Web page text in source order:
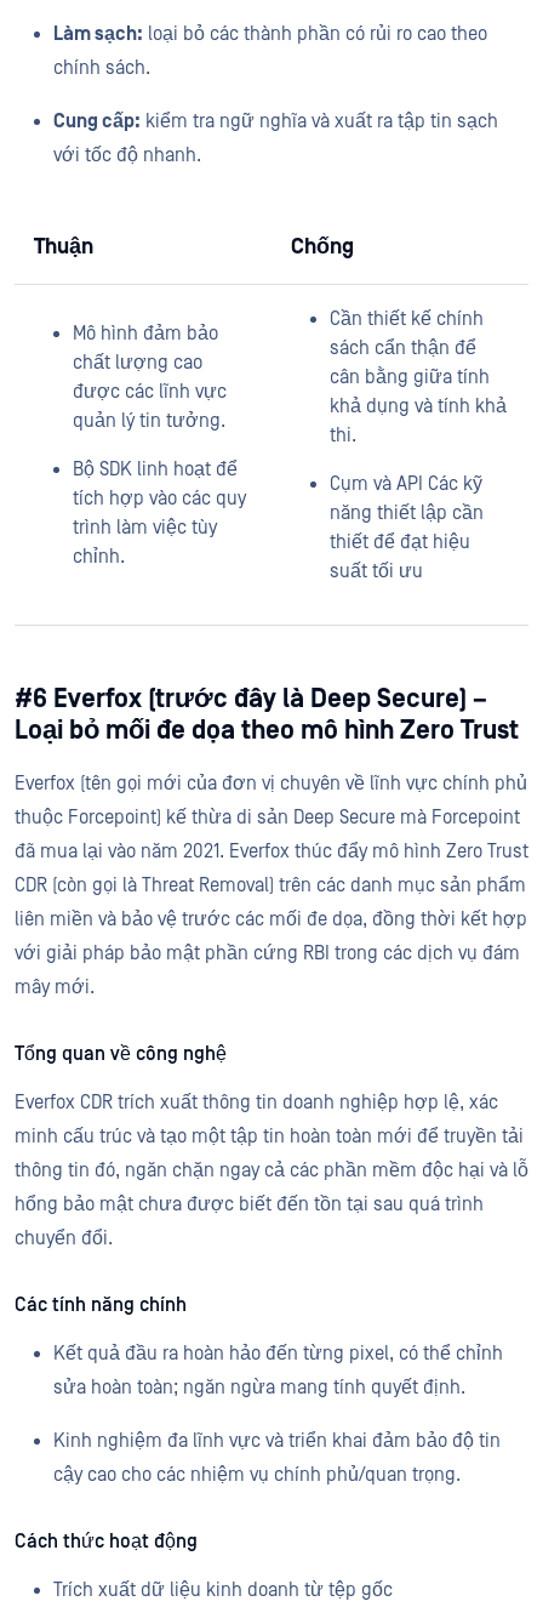
Làm sạch: loại bỏ các thành phần có rủi ro cao theo
chính sách.
Cung cấp: kiểm tra ngữ nghĩa và xuất ra tập tin sạch
với tốc độ nhanh.
Thuận Chống
Mô hình đảm bảo
chất lượng cao
được các lĩnh vực
quản lý tin tưởng.
Bộ SDK linh hoạt để
tích hợp vào các quy
trình làm việc tùy
chỉnh.
Cần thiết kế chính
sách cẩn thận để
cân bằng giữa tính
khả dụng và tính khả
thi.
Cụm và API Các kỹ
năng thiết lập cần
thiết để đạt hiệu
suất tối ưu
#6 Everfox (trước đây là Deep Secure) –
Loại bỏ mối đe dọa theo mô hình Zero Trust
Everfox (tên gọi mới của đơn vị chuyên về lĩnh vực chính phủ
thuộc Forcepoint) kế thừa di sản Deep Secure mà Forcepoint
đã mua lại vào năm 2021. Everfox thúc đẩy mô hình Zero Trust
CDR (còn gọi là Threat Removal) trên các danh mục sản phẩm
liên miền và bảo vệ trước các mối đe dọa, đồng thời kết hợp
với giải pháp bảo mật phần cứng RBI trong các dịch vụ đám
mây mới.
Tổng quan về công nghệ
Everfox CDR trích xuất thông tin doanh nghiệp hợp lệ, xác
minh cấu trúc và tạo một tập tin hoàn toàn mới để truyền tải
thông tin đó, ngăn chặn ngay cả các phần mềm độc hại và lỗ
hổng bảo mật chưa được biết đến tồn tại sau quá trình
chuyển đổi.
Các tính năng chính
Kết quả đầu ra hoàn hảo đến từng pixel, có thể chỉnh
sửa hoàn toàn; ngăn ngừa mang tính quyết định.
Kinh nghiệm đa lĩnh vực và triển khai đảm bảo độ tin
cậy cao cho các nhiệm vụ chính phủ/quan trọng.
Cách thức hoạt động
Trích xuất dữ liệu kinh doanh từ tệp gốc